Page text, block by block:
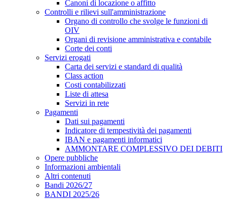
Canoni di locazione o affitto
Controlli e rilievi sull'amministrazione
Organo di controllo che svolge le funzioni di
OIV
Organi di revisione amministrativa e contabile
Corte dei conti
Servizi erogati
Carta dei servizi e standard di qualità
Class action
Costi contabilizzati
Liste di attesa
Servizi in rete
Pagamenti
Dati sui pagamenti
Indicatore di tempestività dei pagamenti
IBAN e pagamenti informatici
AMMONTARE COMPLESSIVO DEI DEBITI
Opere pubbliche
Informazioni ambientali
Altri contenuti
Bandi 2026/27
BANDI 2025/26